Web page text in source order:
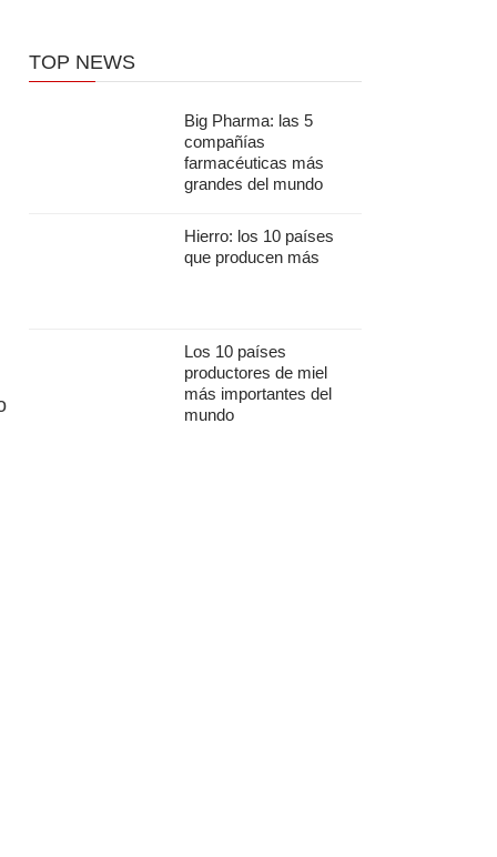
TOP NEWS
Big Pharma: las 5
compañías
farmacéuticas más
grandes del mundo
Hierro: los 10 países
que producen más
Los 10 países
productores de miel
más importantes del
mundo